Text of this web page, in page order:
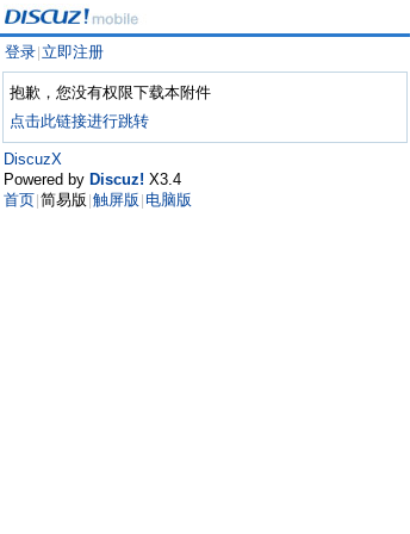
登录 立即注册
抱歉，您没有权限下载本附件
点击此链接进行跳转
DiscuzX
Powered by Discuz! X3.4
首页 简易版 触屏版 电脑版